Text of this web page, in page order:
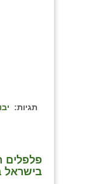
תגיות:
פלפלים
בישראל